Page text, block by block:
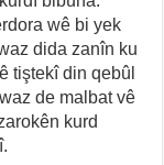
wê bi yek
dida zanîn ku
tiştekî din qebûl
de malbat vê
kurd